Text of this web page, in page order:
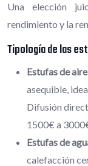
Una elección
rendimiento y la
Tipología de las
Estufas de
asequible,
Difusión
1500€ a
Estufas de
calefacción